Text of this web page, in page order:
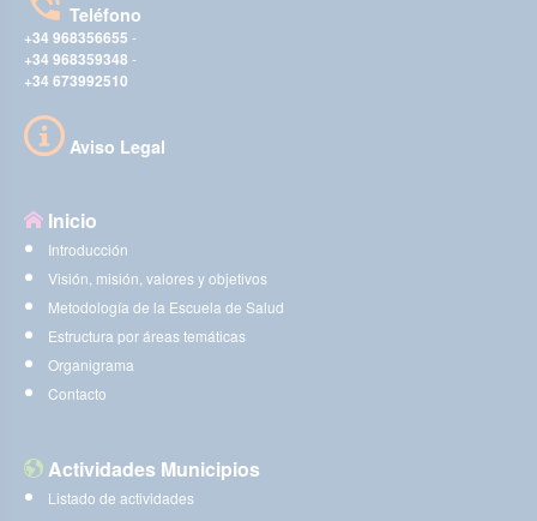
Teléfono
+34 968356655 -
+34 968359348 -
+34 673992510
Aviso Legal
Inicio
Introducción
Visión, misión, valores y objetivos
Metodología de la Escuela de Salud
Estructura por áreas temáticas
Organigrama
Contacto
Actividades Municipios
Listado de actividades